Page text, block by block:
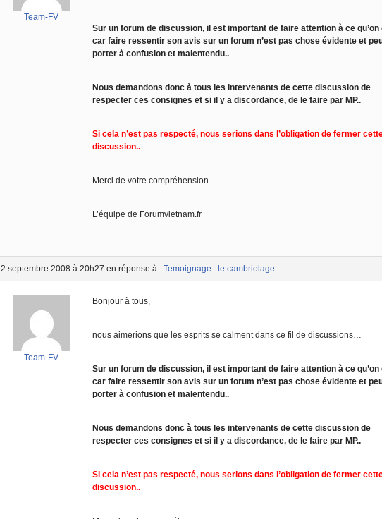
Team-FV
Sur un forum de discussion, il est important de faire attention à ce qu’on
car faire ressentir son avis sur un forum n’est pas chose évidente et
porter à confusion et malentendu..
Nous demandons donc à tous les intervenants de cette discussion de
respecter ces consignes et si il y a discordance, de le faire par MP..
Si cela n’est pas respecté, nous serions dans l’obligation de fermer
discussion..
Merci de votre compréhension..
L’équipe de Forumvietnam.fr
2 septembre 2008 à 20h27 en réponse à : Temoignage : le cambriolage
Team-FV
Bonjour à tous,
nous aimerions que les esprits se calment dans ce fil de discussions…
Sur un forum de discussion, il est important de faire attention à ce qu’on
car faire ressentir son avis sur un forum n’est pas chose évidente et
porter à confusion et malentendu..
Nous demandons donc à tous les intervenants de cette discussion de
respecter ces consignes et si il y a discordance, de le faire par MP..
Si cela n’est pas respecté, nous serions dans l’obligation de fermer
discussion..